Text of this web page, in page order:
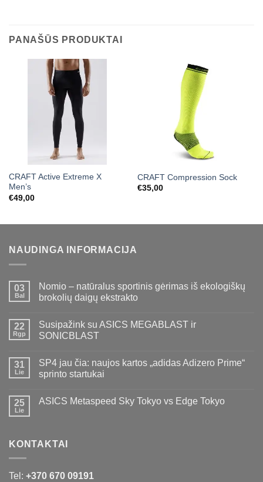
PANAŠŪS PRODUKTAI
CRAFT Active Extreme X
Men’s
€49,00
CRAFT Compression Sock
€35,00
NAUDINGA INFORMACIJA
03
Bal
Nomio – natūralus sportinis gėrimas iš ekologiškų
brokolių daigų ekstrakto
22
Rgp
Susipažink su ASICS MEGABLAST ir
SONICBLAST
31
Lie
SP4 jau čia: naujos kartos „adidas Adizero Prime“
sprinto startukai
25
Lie
ASICS Metaspeed Sky Tokyo vs Edge Tokyo
KONTAKTAI
Tel: +370 670 09191